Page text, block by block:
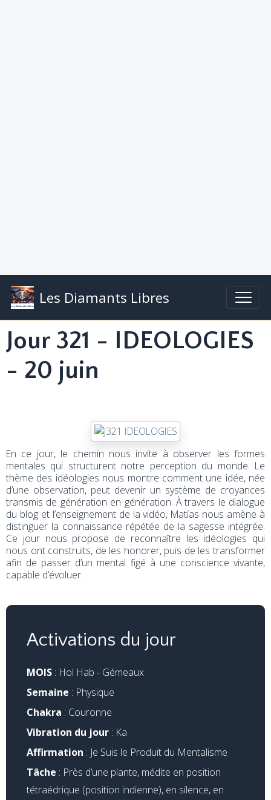
Les Diamants Libres
Jour 321 - IDEOLOGIES
- 20 juin
En ce jour, le chemin nous invite à observer les formes
mentales qui structurent notre perception du monde. Le
thème des idéologies nous montre comment une idée, née
d’une observation, peut devenir un système de croyances
transmis de génération en génération. À travers le dialogue
du blog et l’enseignement de la vidéo, Matías nous amène à
distinguer la connaissance répétée de la sagesse intégrée.
Ce jour nous propose de reconnaître les idéologies qui
nous ont construits, de les honorer, puis de les transformer
afin de passer d’un mental figé à une conscience vivante,
capable d’évoluer.
Activations du jour
MOIS : Hol Hab - Gémeaux
Semaine : Physique
Chakra : Couronne
Vibration du jour : Ka
Affirmation : Je Suis le Produit du Mentalisme
Tâche : Près d’une plante, médite en position
tétraédrique (position indienne), en silence, en